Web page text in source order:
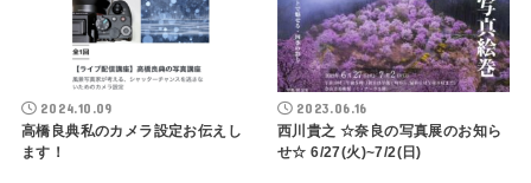
2024.10.09
高橋良典私のカメラ設定お伝えし
ます！
2023.06.16
西川貴之 ☆奈良の写真展のお知ら
せ☆ 6/27(火)~7/2(日)